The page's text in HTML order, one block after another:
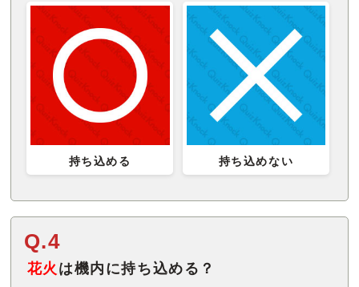
持ち込める 持ち込めない
Q.4
花火 は機内に持ち込める？